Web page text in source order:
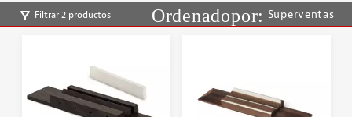
Filtrar 2 productos Superventas